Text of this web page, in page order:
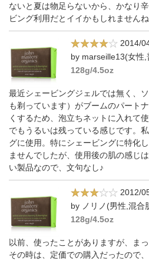
ないと夏は物足らないから、かなり
ビング利用だとイイかもしれませんね
2014/
by marseille13(女性,
128g/4.5oz
最近シェービングジェルでは無く、
も剃っています）がブームのパート
くするため、泡立ちネットに入れて
でもうるいは残っている感じです。
グに使用。特にシェービングに特化
ませんでしたが、使用後の肌の感じ
い製品なので、文句なし♪
2012/
by ノリノ(男性,混合
128g/4.5oz
以前、使ったことがありますが、ま
その時は、定価での購入だったので